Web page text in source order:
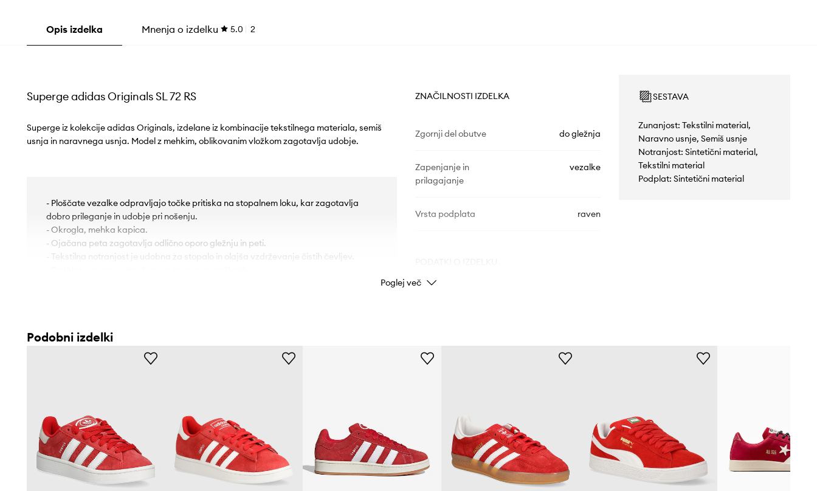
Opis izdelka Mnenja o izdelku 5.0 2
Superge adidas Originals SL 72 RS
Superge iz kolekcije adidas Originals, izdelane iz kombinacije tekstilnega materiala, semiš
usnja in naravnega usnja. Model z mehkim, oblikovanim vložkom zagotavlja udobje.
- Ploščate vezalke odpravljajo točke pritiska na stopalnem loku, kar zagotavlja
dobro prileganje in udobje pri nošenju.
- Okrogla, mehka kapica.
- Ojačana peta zagotavlja odlično oporo gležnju in peti.
- Tekstilna notranjost je udobna za stopalo in olajša vzdrževanje čistih čevljev.
ZNAČILNOSTI IZDELKA
Zgornji del obutve do gležnja
Zapenjanje in
prilagajanje
vezalke
Vrsta podplata raven
Znamka adidas Originals
ID izdelka
SESTAVA
Zunanjost: Tekstilni material,
Naravno usnje, Semiš usnje
Notranjost: Sintetični material,
Tekstilni material
Podplat: Sintetični material
Poglej več
Podobni izdelki